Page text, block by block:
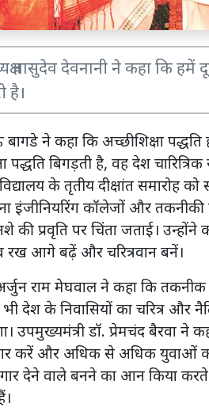
वासुदेव देवनानी ने कहा कि हमें
है।
बागडे ने कहा कि अच्छी शिक्षा
पद्धति बिगड़ती है, वह देश
के तृतीय दीक्षांत समारोह
इंजीनियरिंग कॉलेजों और तकनीकी
प्रवृति पर चिंता जताई। उन्होंने
रख आगे बढ़ें और चरित्रवान बनें।
अर्जुन राम मेघवाल ने कहा कि
देश के निवासियों का चरित्र
डॉ. प्रेमचंद बैरवा ने कहा
करें और अधिक से अधिक युवाओं
देने वाले बनने का आन किया करते